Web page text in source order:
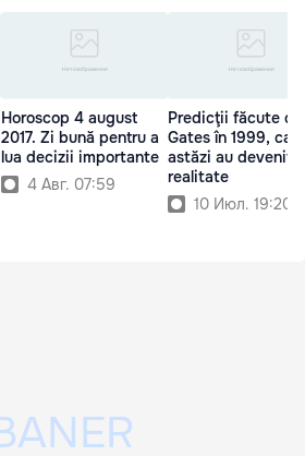
Horoscop 4 august
2017. Zi bună pentru a
lua decizii importante
4 Авг. 07:59
Predicţii făcute de
Gates în 1999, care
astăzi au devenit
realitate
10 Июл. 19:20